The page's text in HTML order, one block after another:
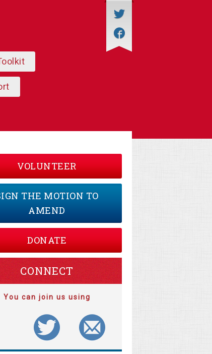
VOLUNTEER
THE MOTION TO
AMEND
DONATE
CONNECT
You can join us using